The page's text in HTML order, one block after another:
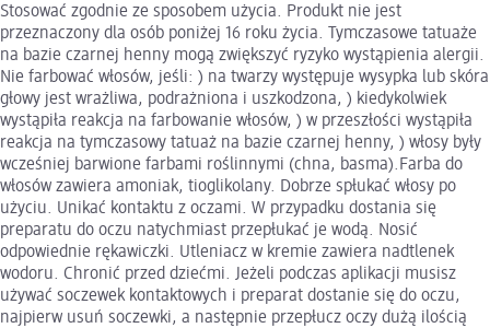
Stosować zgodnie ze sposobem użycia. Produkt nie jest
przeznaczony dla osób poniżej 16 roku życia. Tymczasowe tatuaże
na bazie czarnej henny mogą zwiększyć ryzyko wystąpienia alergii.
Nie farbować włosów, jeśli: ) na twarzy występuje wysypka lub skóra
głowy jest wrażliwa, podrażniona i uszkodzona, ) kiedykolwiek
wystąpiła reakcja na farbowanie włosów, ) w przeszłości wystąpiła
reakcja na tymczasowy tatuaż na bazie czarnej henny, ) włosy były
wcześniej barwione farbami roślinnymi (chna, basma).Farba do
włosów zawiera amoniak, tioglikolany. Dobrze spłukać włosy po
użyciu. Unikać kontaktu z oczami. W przypadku dostania się
preparatu do oczu natychmiast przepłukać je wodą. Nosić
odpowiednie rękawiczki. Utleniacz w kremie zawiera nadtlenek
wodoru. Chronić przed dziećmi. Jeżeli podczas aplikacji musisz
używać soczewek kontaktowych i preparat dostanie się do oczu,
najpierw usuń soczewki, a następnie przepłucz oczy dużą ilością